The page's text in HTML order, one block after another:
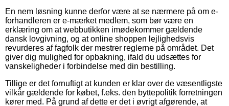
En nem løsning kunne derfor være at se nærmere på om e-
forhandleren er e-mærket medlem, som bør være en
erklæring om at webbutikken imødekommer gældende
dansk lovgivning, og at online shoppen lejlighedsvis
revurderes af fagfolk der mestrer reglerne på området. Det
giver dig mulighed for opbakning, ifald du udsættes for
vanskeligheder i forbindelse med din bestilling.
Tillige er det fornuftigt at kunden er klar over de væsentligste
vilkår gældende for købet, f.eks. den byttepolitik forretningen
kører med. På grund af dette er det i øvrigt afgørende, at